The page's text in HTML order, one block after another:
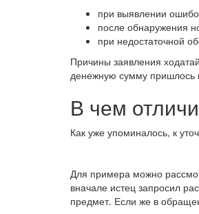
при выявлении
после обнаружения
при недостаточной
Причины заявления
денежную сумму пришлось
В чем
Как уже упоминалось, к
Для примера можно
вначале истец запросил
предмет. Если же в